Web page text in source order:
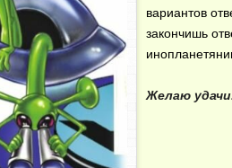
вариантов
закончишь
Желаю